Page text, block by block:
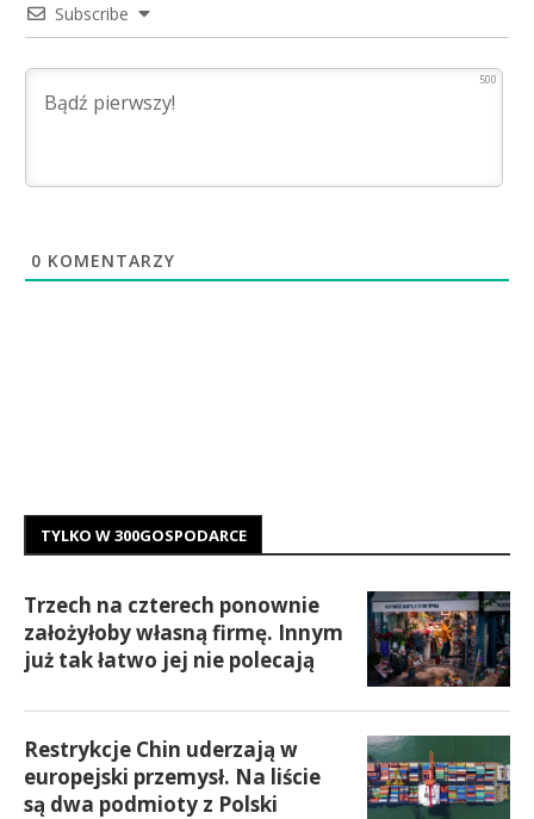
Subscribe
500
0 KOMENTARZY
TYLKO W 300GOSPODARCE
Trzech na czterech ponownie
założyłoby własną firmę. Innym
już tak łatwo jej nie polecają
Restrykcje Chin uderzają w
europejski przemysł. Na liście
są dwa podmioty z Polski